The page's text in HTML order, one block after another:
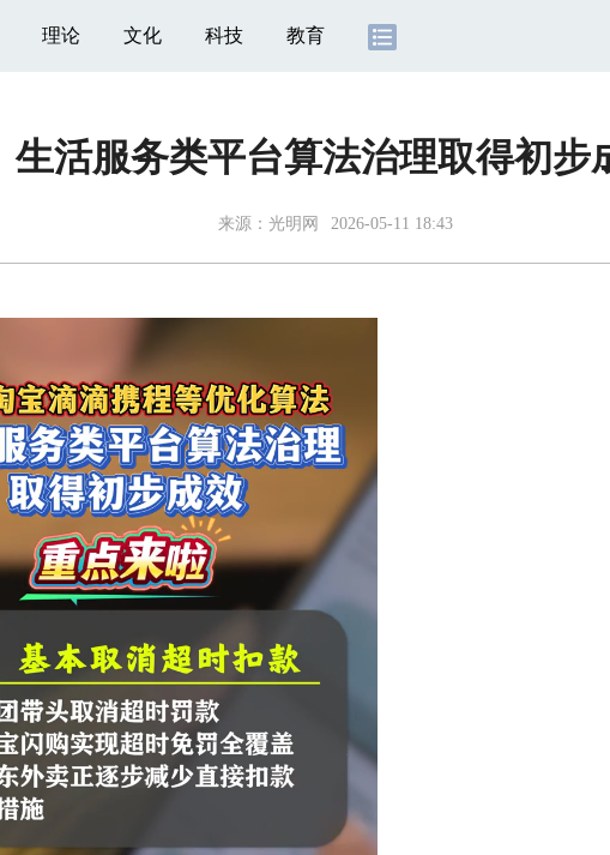
理论 文化 科技 教育
生活服务类平台算法治理取得初步
来源： 光明网 2026-05-11 18:43